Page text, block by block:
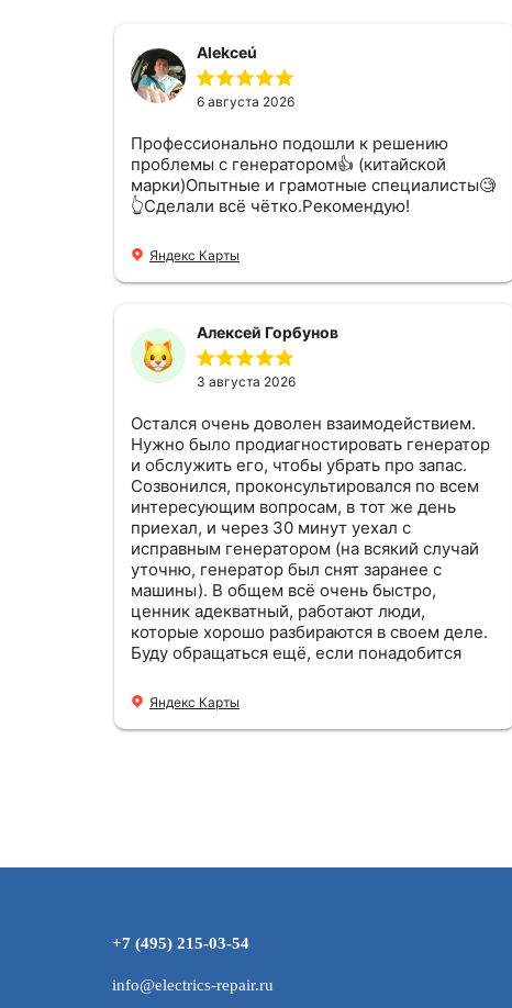
Alekceú
6 августа 2026
Профессионально подошли к решению
проблемы с генератором👍 (китайской
марки)Опытные и грамотные специалисты🧐
👆Сделали всё чётко.Рекомендую!
Яндекс Карты
Алексей Горбунов
3 августа 2026
Остался очень доволен взаимодействием.
Нужно было продиагностировать генератор
и обслужить его, чтобы убрать про запас.
Созвонился, проконсультировался по всем
интересующим вопросам, в тот же день
приехал, и через 30 минут уехал с
исправным генератором (на всякий случай
уточню, генератор был снят заранее с
машины). В общем всё очень быстро,
ценник адекватный, работают люди,
которые хорошо разбираются в своем деле.
Буду обращаться ещё, если понадобится
Яндекс Карты
+7 (495) 215-03-54
info@electrics-repair.ru